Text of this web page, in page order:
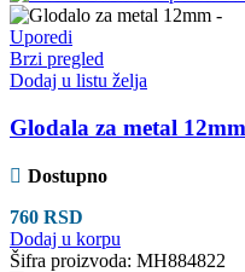
Uporedi
Brzi pregled
Dodaj u listu želja
Glodala za metal
Dostupno
760 RSD
Dodaj u korpu
Šifra proizvoda: MH884822